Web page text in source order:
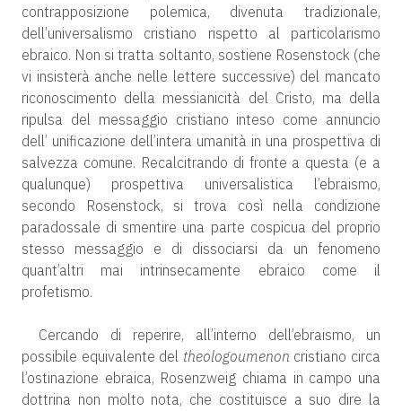
contrapposizione polemica, divenuta tradizionale,
dell’universalismo cristiano rispetto al particolarismo
ebraico. Non si tratta soltanto, sostiene Rosenstock (che
vi insisterà anche nelle lettere successive) del mancato
riconoscimento della messianicità del Cristo, ma della
ripulsa del messaggio cristiano inteso come annuncio
dell’ unificazione dell’intera umanità in una prospettiva di
salvezza comune. Recalcitrando di fronte a questa (e a
qualunque) prospettiva universalistica l’ebraismo,
secondo Rosenstock, si trova così nella condizione
paradossale di smentire una parte cospicua del proprio
stesso messaggio e di dissociarsi da un fenomeno
quant’altri mai intrinsecamente ebraico come il
profetismo.
Cercando di reperire, all’interno dell’ebraismo, un
possibile equivalente del theologoumenon cristiano circa
l’ostinazione ebraica, Rosenzweig chiama in campo una
dottrina non molto nota, che costituisce a suo dire la